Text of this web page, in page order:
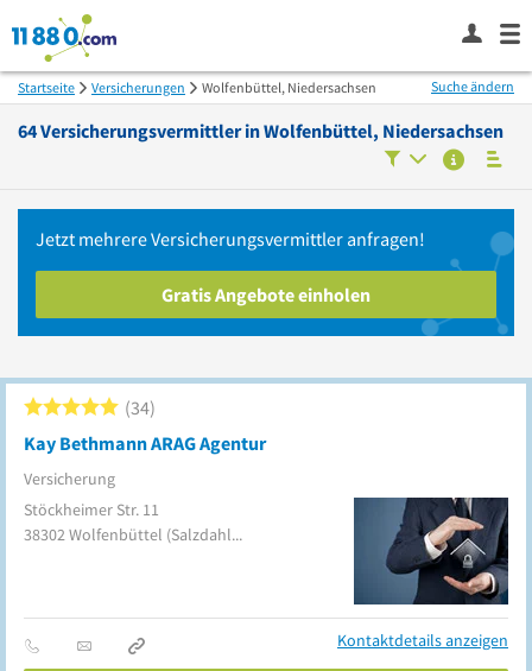
Startseite Versicherungen Wolfenbüttel, Niedersachsen
64Versicherungsvermittler inWolfenbüttel, Niedersachsen
Suche ändern
Jetzt mehrereVersicherungsvermittler anfragen!
Gratis Angebote einholen
Kay Bethmann ARAG Agentur
Versicherung
34
Stöckheimer Str. 11
38302Wolfenbüttel (Salzdahlum)
Kontaktdetails anzeigen